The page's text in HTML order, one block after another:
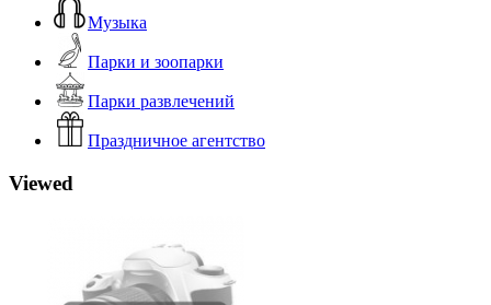
Музыка
Парки и зоопарки
Парки развлечений
Праздничное агентство
Viewed